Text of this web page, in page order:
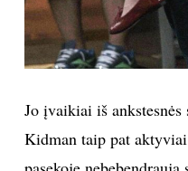
Jo įvaikiai iš
Kidman taip pat